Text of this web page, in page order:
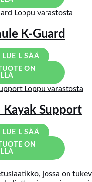
Loppu varastosta
K-Guard
LUE LISÄÄ
ON
Loppu varastosta
Support
LUE LISÄÄ
ON